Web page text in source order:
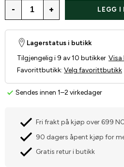
- + LEGG I
Sendes innen 1–2 virkedager
Lagerstatus i butikk
Tilgjengelig i 9 av 10 butikker Visa
Favorittbutikk: Velg favorittbutikk
Fri frakt på kjøp over 699
90 dagers åpent kjøp for
Gratis retur i butikk